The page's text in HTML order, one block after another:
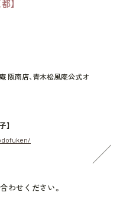
】
阪南店、青木松風庵公式オ
】
わせください。